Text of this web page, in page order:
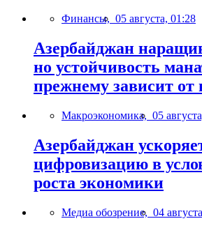
Финансы, 05 августа, 01:28
Азербайджан
но устойчивость
прежнему зависит от
Макроэкономика, 05
Азербайджан
цифровизацию в
роста экономики
Медиа обозрение, 04